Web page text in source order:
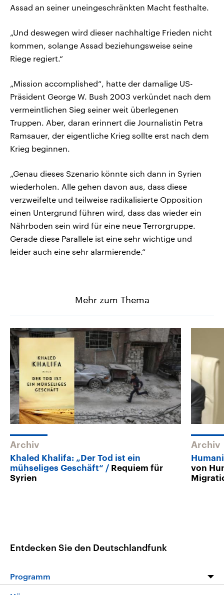
Assad an seiner uneingeschränkten Macht festhalte.
„Und deswegen wird dieser nachhaltige Frieden nicht
kommen, solange Assad beziehungsweise seine
Riege regiert.“
„Mission accomplished“, hatte der damalige US-
Präsident George W. Bush 2003 verkündet nach dem
vermeintlichen Sieg seiner weit überlegenen
Truppen. Aber, daran erinnert die Journalistin Petra
Ramsauer, der eigentliche Krieg sollte erst nach dem
Krieg beginnen.
„Genau dieses Szenario könnte sich dann in Syrien
wiederholen. Alle gehen davon aus, dass diese
verzweifelte und teilweise radikalisierte Opposition
einen Untergrund führen wird, dass das wieder ein
Nährboden sein wird für eine neue Terrorgruppe.
Gerade diese Parallele ist eine sehr wichtige und
leider auch eine sehr alarmierende.“
Mehr zum Thema
Archiv
Khaled Khalifa: „Der Tod ist ein
mühseliges Geschäft“
Requiem für
Syrien
Archiv
von
Entdecken Sie den Deutschlandfunk
Programm